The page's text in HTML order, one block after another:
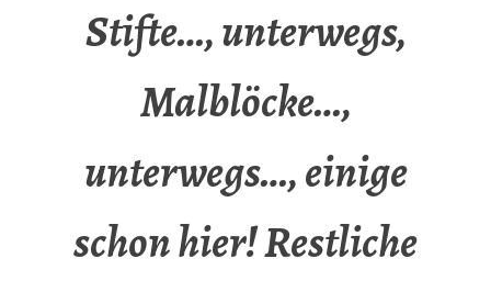
Stifte…, unterwegs,
Malblöcke…,
unterwegs…, einige
schon hier! Restliche